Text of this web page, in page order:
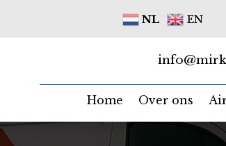
NL EN
Home Over ons